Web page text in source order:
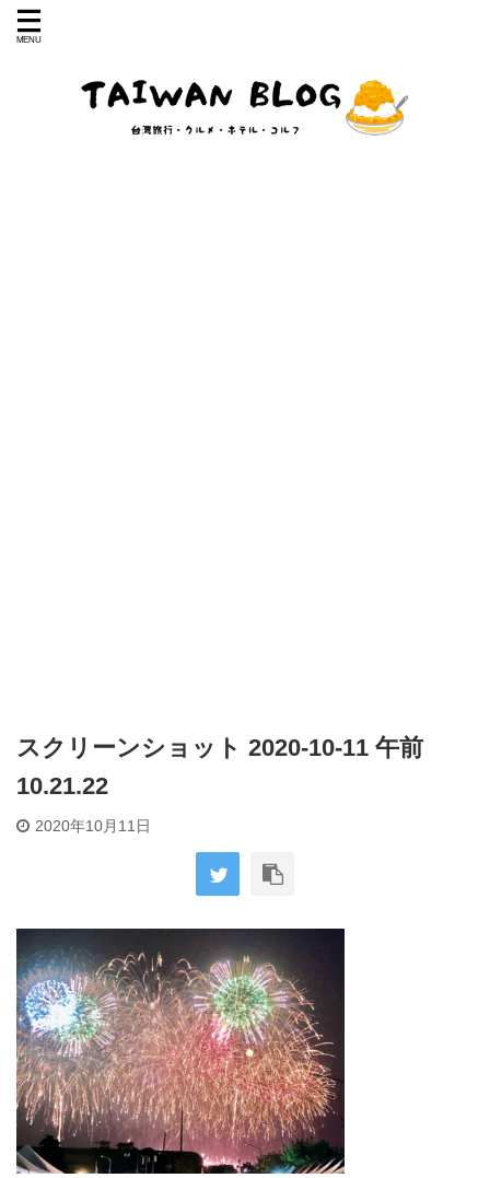
スクリーンショット 2020-10-11 午前
10.21.22
2020年10月11日